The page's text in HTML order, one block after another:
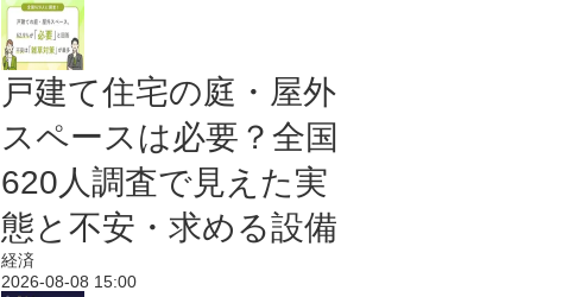
戸建て住宅の庭・屋外
スペースは必要？全国
620人調査で見えた実
態と不安・求める設備
経済
2026-08-08 15:00